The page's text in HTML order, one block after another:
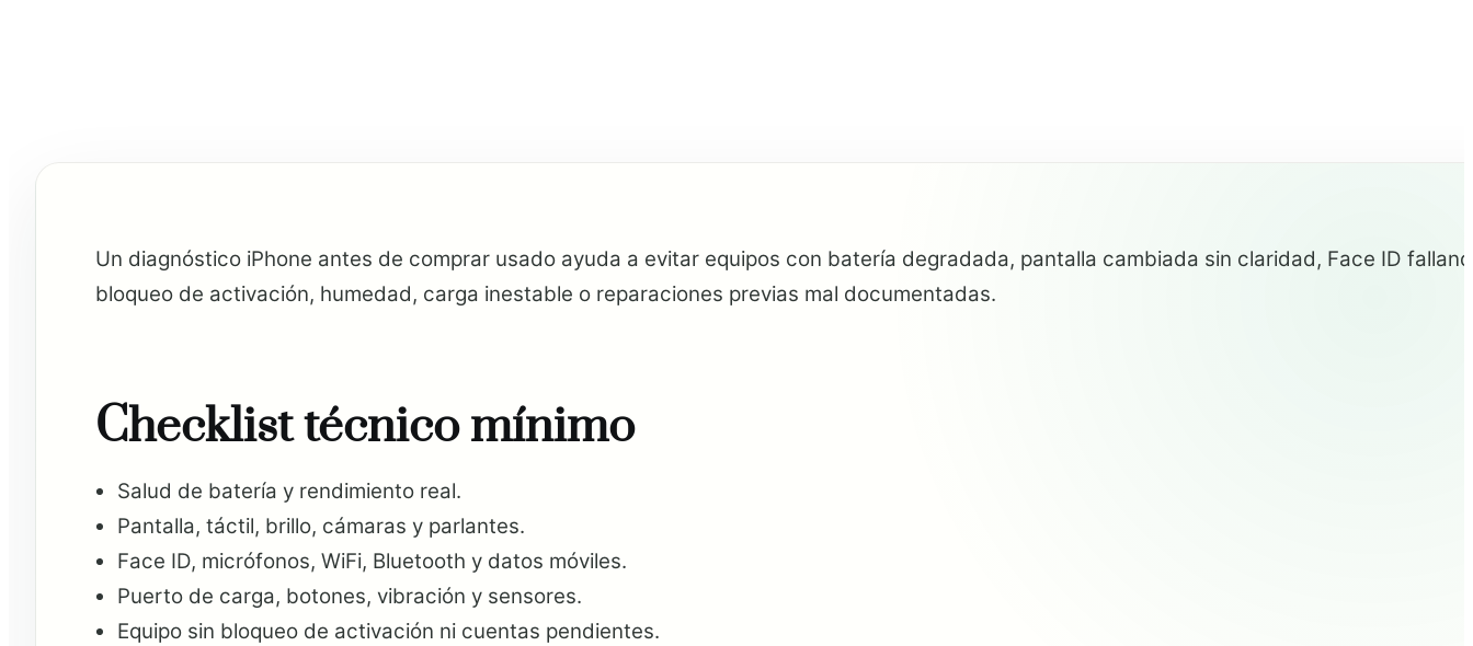
Un diagnóstico iPhone antes de comprar usado ayuda a evitar equipos con batería degradada, pantalla cambiada sin claridad, Face ID
bloqueo de activación, humedad, carga inestable o reparaciones previas mal documentadas.
Checklist técnico mínimo
Salud de batería y rendimiento real.
Pantalla, táctil, brillo, cámaras y parlantes.
Face ID, micrófonos, WiFi, Bluetooth y datos móviles.
Puerto de carga, botones, vibración y sensores.
Equipo sin bloqueo de activación ni cuentas pendientes.